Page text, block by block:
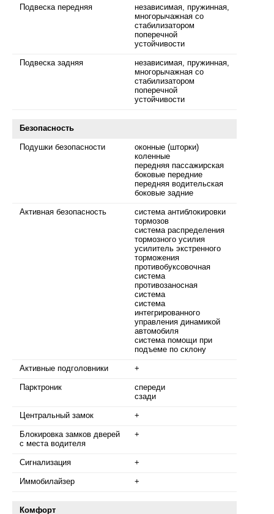
Подвеска передняя
независимая, пружинная,
многорычажная со
стабилизатором
поперечной
устойчивости
Подвеска задняя
независимая, пружинная,
многорычажная со
стабилизатором
поперечной
устойчивости
Безопасность
Подушки безопасности
оконные (шторки)
коленные
передняя пассажирская
боковые передние
передняя водительская
боковые задние
Активная безопасность
система антиблокировки
тормозов
система распределения
тормозного усилия
усилитель экстренного
торможения
противобуксовочная
система
противозаносная
система
cистема
интегрированного
управления динамикой
автомобиля
система помощи при
подъеме по склону
Активные подголовники +
Парктроник
спереди
сзади
Центральный замок +
Блокировка замков дверей
с места водителя
+
Сигнализация +
Иммобилайзер +
Комфорт